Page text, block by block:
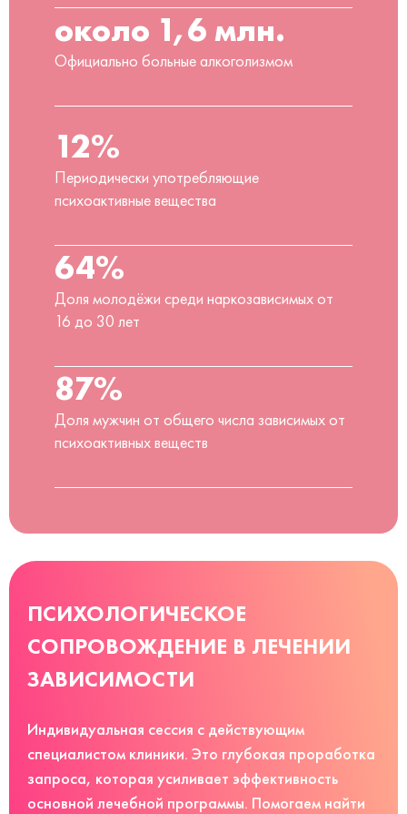
около 1,6 млн.
Официально больные алкоголизмом
12%
Периодически употребляющие
психоактивные вещества
64%
Доля молодёжи среди наркозависимых от
16 до 30 лет
87%
Доля мужчин от общего числа зависимых от
психоактивных веществ
ПСИХОЛОГИЧЕСКОЕ
СОПРОВОЖДЕНИЕ В ЛЕЧЕНИИ
ЗАВИСИМОСТИ
Индивидуальная сессия с действующим
специалистом клиники. Это глубокая проработка
запроса, которая усиливает эффективность
основной лечебной программы. Помогаем найти